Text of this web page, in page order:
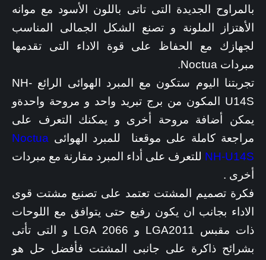
بالمراوح الجديدة التى تاتى باللون الأسود مع موانه
الأهتزاز الملونة و تصنع الشكل الجمالى المناسب
لجهازك مع الحفاظ على قوة الاداء التى تقدمها
مبردات Noctua.
تجربتنا اليوم ستكون مع المبرد الهوائى الرائع NH-
U14S المكون من برج تبريد واحد و مروحة واحدةو
يمكن أضافة مروحة أخرى و يمكنك التعرف على
مراجعة كاملة على موقعنا للمبرد الهوائى Noctua
NH-U14S للتعرف على أداء المبرد مقارنة مع مبردات
أخرى .
فكرة تصميم المشتت تعتمد على تصنيع مشتت قوى
الاداء بجانب ان يكون رفيع حتى يتوافق مع اللوحات
ذات مقبس LGA2011 و LGA 2066 و التى تأتى
بشرائح ذاكرة على جانبى المشتت فأفضل حل هو